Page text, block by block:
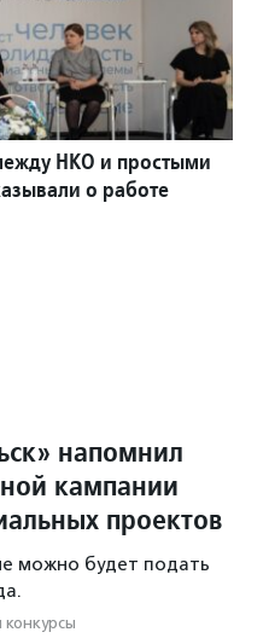
НКО и простыми
о работе
напомнил
кампании
проектов
можно будет подать
конкурсы